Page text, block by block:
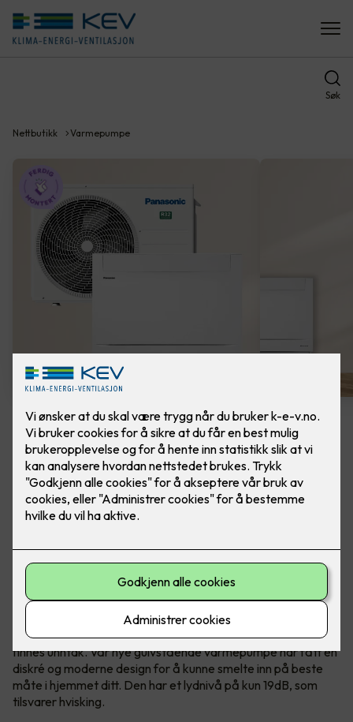
Søk
Nettbutikk Varmepumpe
Panasonic Varmepumpe
Gulvmodell Z25UFEA -
m/montering
Varmepumpen som har alt du trenger! Modellen
har energiklasse A++, lavt støynivå på 19dB og
innebygget Nanoe™X luft rensesystem.
Varmepumper er som regel ingen pryd i hjemmet. Men det
finnes unntak. Vår nye gulvstående varmepumpe har fått en
diskré og moderne design for å kunne smelte inn på beste
måte i hjemmet ditt. Den har et lydnivå på kun 19dB, som
tilsvarer hvisking.